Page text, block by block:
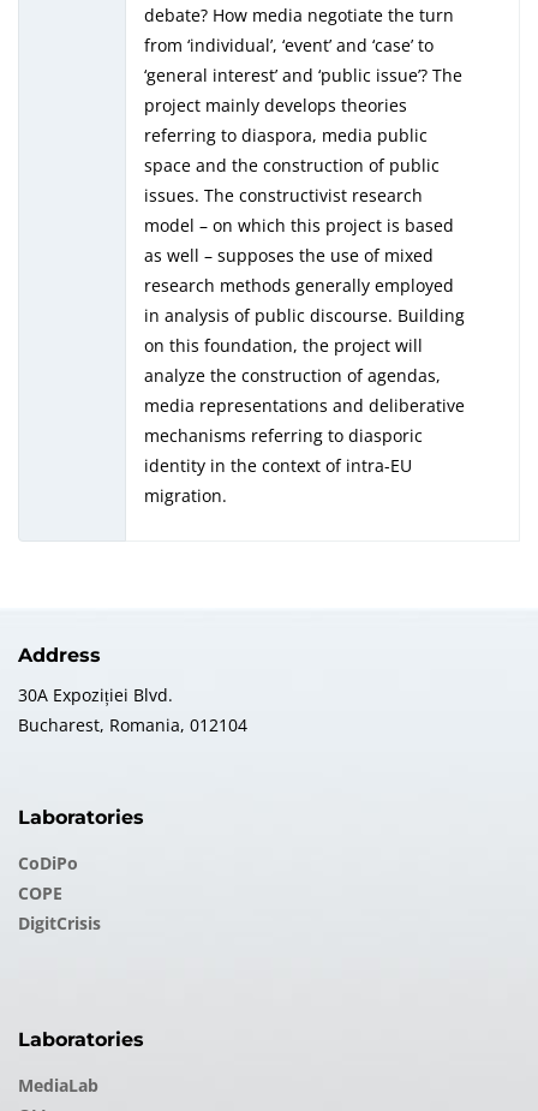
debate? How media negotiate the turn
from ‘individual’, ‘event’ and ‘case’ to
‘general interest’ and ‘public issue’? The
project mainly develops theories
referring to diaspora, media public
space and the construction of public
issues. The constructivist research
model – on which this project is based
as well – supposes the use of mixed
research methods generally employed
in analysis of public discourse. Building
on this foundation, the project will
analyze the construction of agendas,
media representations and deliberative
mechanisms referring to diasporic
identity in the context of intra-EU
migration.
Address
30A Expoziției Blvd.
Bucharest, Romania, 012104
Laboratories
CoDiPo
COPE
DigitCrisis
Laboratories
MediaLab